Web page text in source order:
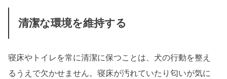
清潔な環境を維持する
寝床やトイレを常に清潔に保つことは、犬の行動を整え
るうえで欠かせません。寝床が汚れていたり匂いが気に